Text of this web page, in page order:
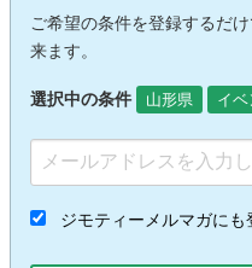
ご希望の条件を登録するだ
来ます。
選択中の条件 山形県 イベ
ジモティーメルマガにも